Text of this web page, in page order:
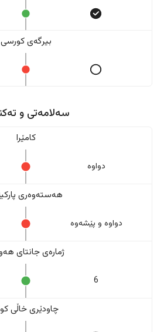
بیرگەی کورسی
سەلامەتی و
کامێرا
دواوە
هەستەوەری
دواوە و پێشەوە
ژمارەی جانتای
6
چاودێری خاڵی